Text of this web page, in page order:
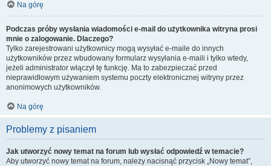
Na górę
Podczas próby wysłania wiadomości e-mail do użytkownika witryna prosi
mnie o zalogowanie. Dlaczego?
Tylko zarejestrowani użytkownicy mogą wysyłać e-maile do innych
użytkowników przez wbudowany formularz wysyłania e-maili i tylko wtedy,
jeżeli administrator włączył tę funkcję. Ma to zabezpieczać przed
nieprawidłowym używaniem systemu poczty elektronicznej witryny przez
anonimowych użytkowników.
Na górę
Problemy z pisaniem
Jak utworzyć nowy temat na forum lub wysłać odpowiedź w temacie?
Aby utworzyć nowy temat na forum, należy nacisnąć przycisk „Nowy temat”,